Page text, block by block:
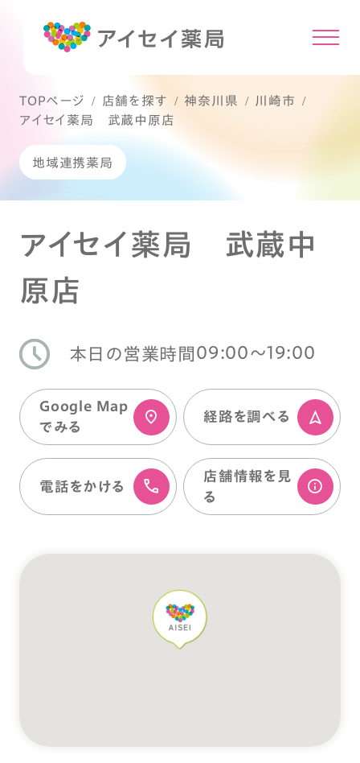
TOPページ 店舗を探す 神奈川県
川崎市
アイセイ薬局 武蔵中原店
地域連携薬局
アイセイ薬局 武蔵中
原店
本日の営業時間 09:00〜19:00
Google Map
でみる
経路を調べる
電話をかける
店舗情報を⾒
る